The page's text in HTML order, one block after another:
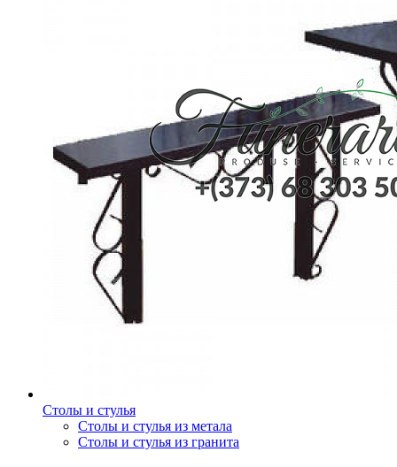
Столы и стулья
Столы и стулья из метала
Столы и стулья из гранита